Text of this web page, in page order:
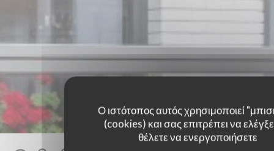
Ο ιστότοπος αυτός χρησιμοποιεί
(cookies) και σας επιτρέπει να
θέλετε να ενεργοποιήσετε